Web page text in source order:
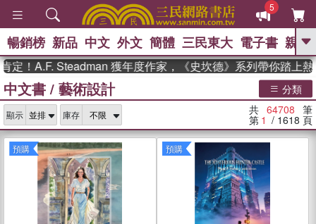
5
GO
高希均教授回憶錄
、 The Odyssey 、 父親節 、 如果歷
、 國際布克
獎 臺灣漫遊錄 、 方念華 、 台灣的李
登輝時代 、 數學女孩：黎曼猜想
偉大的迷走神經
暢銷榜 新品 中文 外文 簡體 三民東大 電子書 親子
Steadman 獲年度作家，《史坎德》系列帶你踏上熱血奇幻
中文書 / 藝術設計 分類
顯示 庫存 共 64708 筆
第 1 / 1618 頁
預購 預購